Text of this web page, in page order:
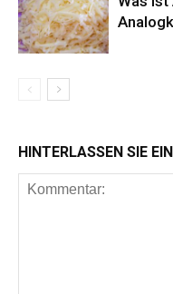
HINTERLASSEN SIE